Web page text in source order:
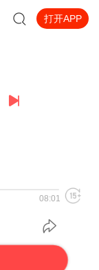
打开APP
08:01